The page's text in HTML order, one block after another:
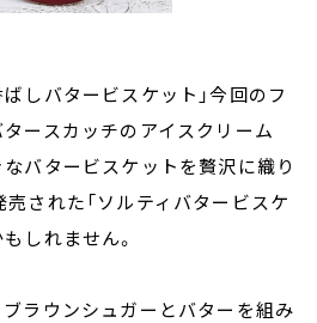
しバタービスケット」今回のフ
タースカッチのアイスクリーム
なバタービスケットを贅沢に織り
された「ソルティバタービスケ
しれません。
ラウンシュガーとバターを組み